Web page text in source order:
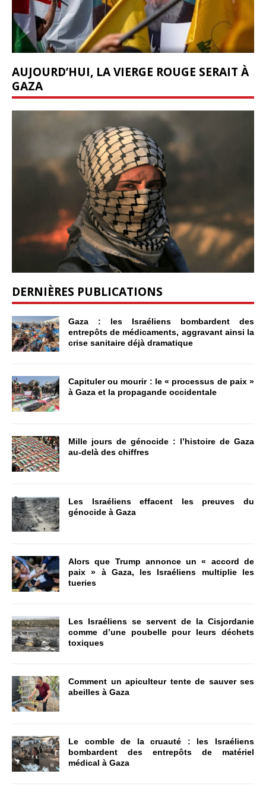
AUJOURD’HUI, LA VIERGE ROUGE SERAIT À
GAZA
DERNIÈRES PUBLICATIONS
Gaza : les Israéliens bombardent des
entrepôts de médicaments, aggravant ainsi la
crise sanitaire déjà dramatique
Capituler ou mourir : le « processus de paix »
à Gaza et la propagande occidentale
Mille jours de génocide : l’histoire de Gaza
au-delà des chiffres
Les Israéliens effacent les preuves du
génocide à Gaza
Alors que Trump annonce un « accord de
paix » à Gaza, les Israéliens multiplie les
tueries
Les Israéliens se servent de la Cisjordanie
comme d’une poubelle pour leurs déchets
toxiques
Comment un apiculteur tente de sauver ses
abeilles à Gaza
Le comble de la cruauté : les Israéliens
bombardent des entrepôts de matériel
médical à Gaza